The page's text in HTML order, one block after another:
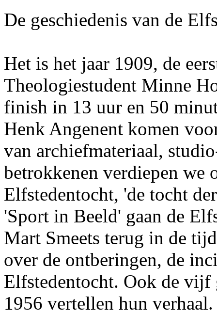
De geschiedenis van de
Het is het jaar 1909, de
Theologiestudent Minne
finish in 13 uur en 50
Henk Angenent komen
van archiefmateriaal,
betrokkenen verdiepen we
Elfstedentocht, 'de tocht
'Sport in Beeld' gaan de
Mart Smeets terug in de
over de ontberingen, de
Elfstedentocht. Ook de
1956 vertellen hun verhaal.